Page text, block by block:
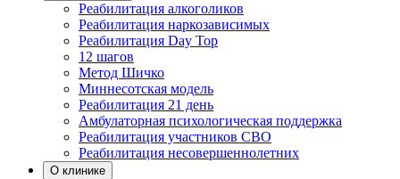
Реабилитация алкоголиков
Реабилитация наркозависимых
Реабилитация Day Top
12 шагов
Метод Шичко
Миннесотская модель
Реабилитация 21 день
Амбулаторная психологическая поддержка
Реабилитация участников СВО
Реабилитация несовершеннолетних
О клинике